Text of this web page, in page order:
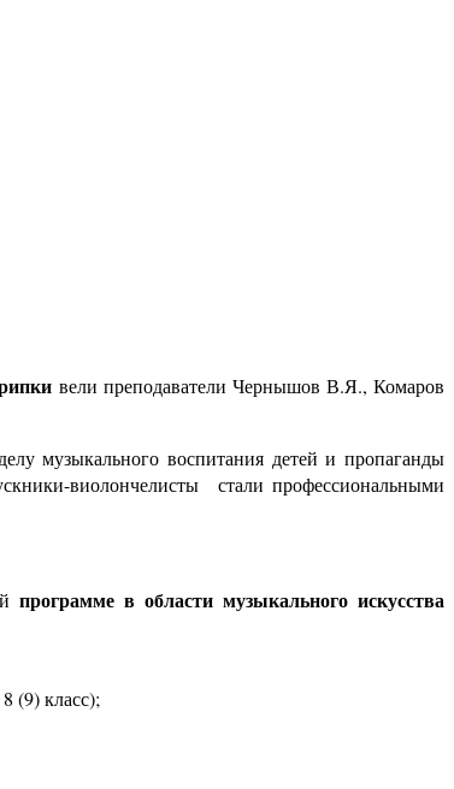
вели преподаватели Чернышов В.Я., Комаров
музыкального воспитания детей и пропаганды
виолончелисты стали профессиональными
программе в области музыкального искусства
(9) класс);